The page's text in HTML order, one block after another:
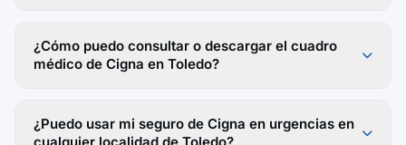
¿Cómo puedo consultar o descargar el cuadro
médico de Cigna en Toledo?
¿Puedo usar mi seguro de Cigna en urgencias en